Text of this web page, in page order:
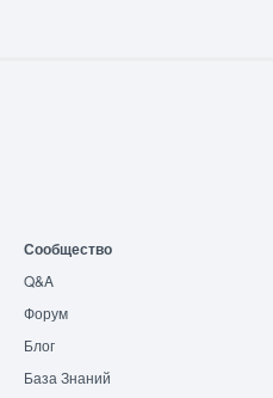
Сообщество
Q&A
Форум
Блог
База Знаний